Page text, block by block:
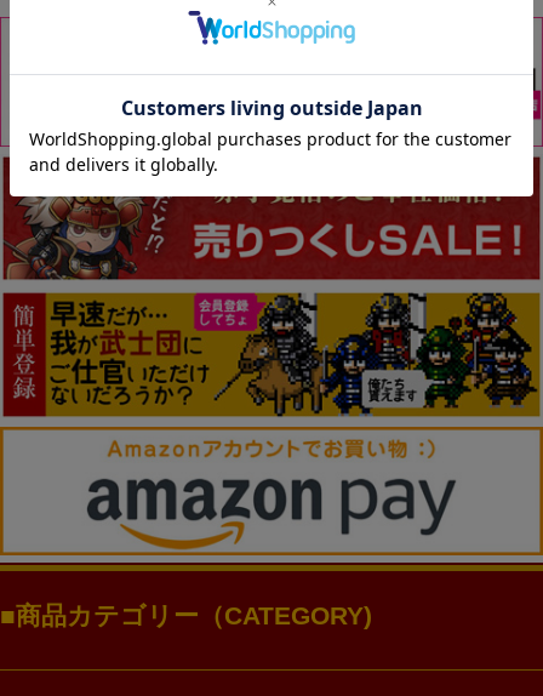
商品カテゴリー（CATEGORY)